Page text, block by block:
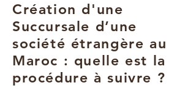
Création d'une
Succursale d’une
société étrangère au
Maroc : quelle est la
procédure à suivre ?